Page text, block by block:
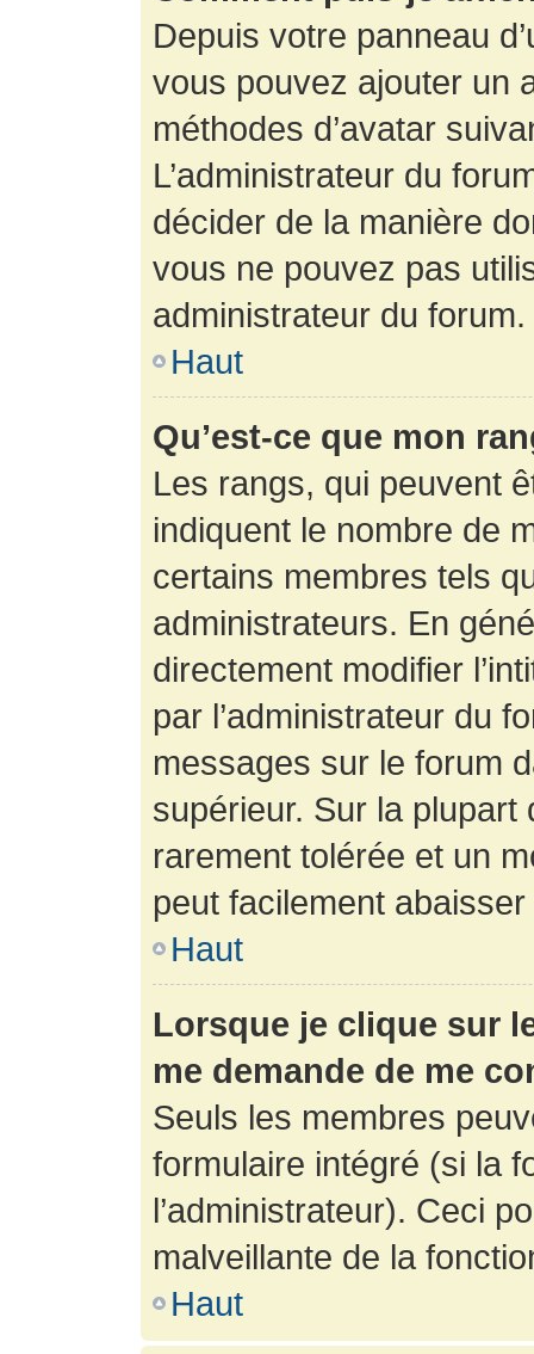
Depuis votre panneau
vous pouvez ajouter un
méthodes d’avatar
L’administrateur du
décider de la manière
vous ne pouvez pas
administrateur du forum.
Haut
Qu’est-ce que mon
Les rangs, qui peuvent
indiquent le nombre de
certains membres tels
administrateurs. En
directement modifier
par l’administrateur du
messages sur le forum
supérieur. Sur la
rarement tolérée et un
peut facilement
Haut
Lorsque je clique sur
me demande de me
Seuls les membres
formulaire intégré (si la
l’administrateur). Ceci
malveillante de la
Haut